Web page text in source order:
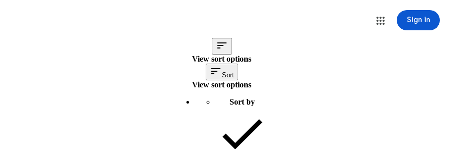
Sign in
View sort options
Sort
View sort options
Sort by